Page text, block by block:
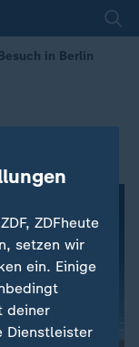
in Berlin
ZDFheute
setzen wir
ein. Einige
deiner
Dienstleister